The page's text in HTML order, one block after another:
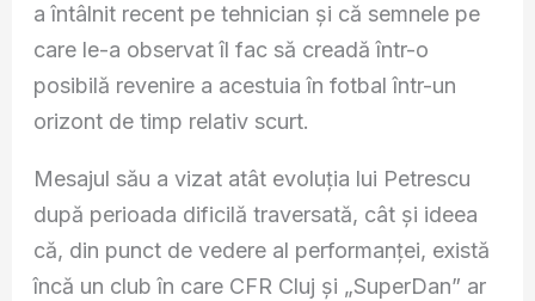
a întâlnit recent pe tehnician și că semnele pe
care le-a observat îl fac să creadă într-o
posibilă revenire a acestuia în fotbal într-un
orizont de timp relativ scurt.
Mesajul său a vizat atât evoluția lui Petrescu
după perioada dificilă traversată, cât și ideea
că, din punct de vedere al performanței, există
încă un club în care CFR Cluj și „SuperDan” ar